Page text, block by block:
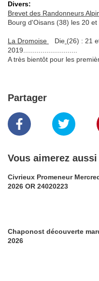
Divers:
Brevet des Randonneurs
Bourg d'Oisans (38) les 20 et
La Dromoise Die (26) : 21
2019............................
A très bientôt pour les
Partager
Vous aimerez aussi
Civrieux Promeneur Mercredi 5 aout
2026 OR 24020223
Chaponost découverte mardi 4 aout
2026